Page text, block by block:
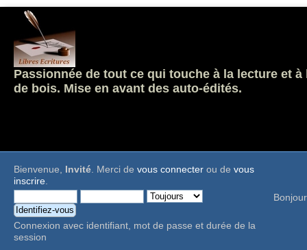
Passionnée de tout ce qui touche à la lecture et
de bois. Mise en avant des auto-édités.
Bienvenue, Invité. Merci de vous connecter ou de vous
inscrire.
Connexion avec identifiant, mot de passe et durée de la
session